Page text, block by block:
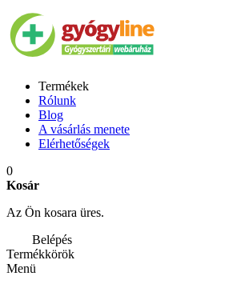
Termékek
Rólunk
Blog
A vásárlás menete
Elérhetőségek
0
Kosár
Az Ön kosara üres.
Belépés
Termékkörök
Menü